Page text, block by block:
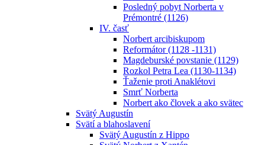
Posledný pobyt Norberta v
Prémontré (1126)
IV. časť
Norbert arcibiskupom
Reformátor (1128 -1131)
Magdeburské povstanie (1129)
Rozkol Petra Lea (1130-1134)
Ťaženie proti Anaklétovi
Smrť Norberta
Norbert ako človek a ako svätec
Svätý Augustín
Svätí a blahoslavení
Svätý Augustín z Hippo